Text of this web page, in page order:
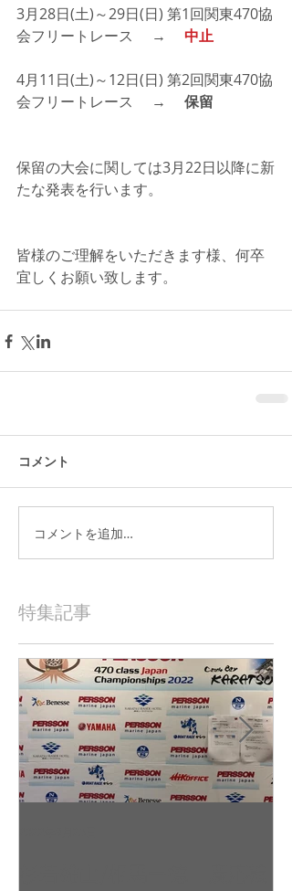
3月28日(土)～29日(日) 第1回関東470協
会フリートレース 　→ 中止
4月11日(土)～12日(日) 第2回関東470協
会フリートレース　 → 保留
保留の大会に関しては3月22日以降に新
たな発表を行います。
皆様のご理解をいただきます様、何卒
宜しくお願い致します。
コメント
コメントを追加…
特集記事